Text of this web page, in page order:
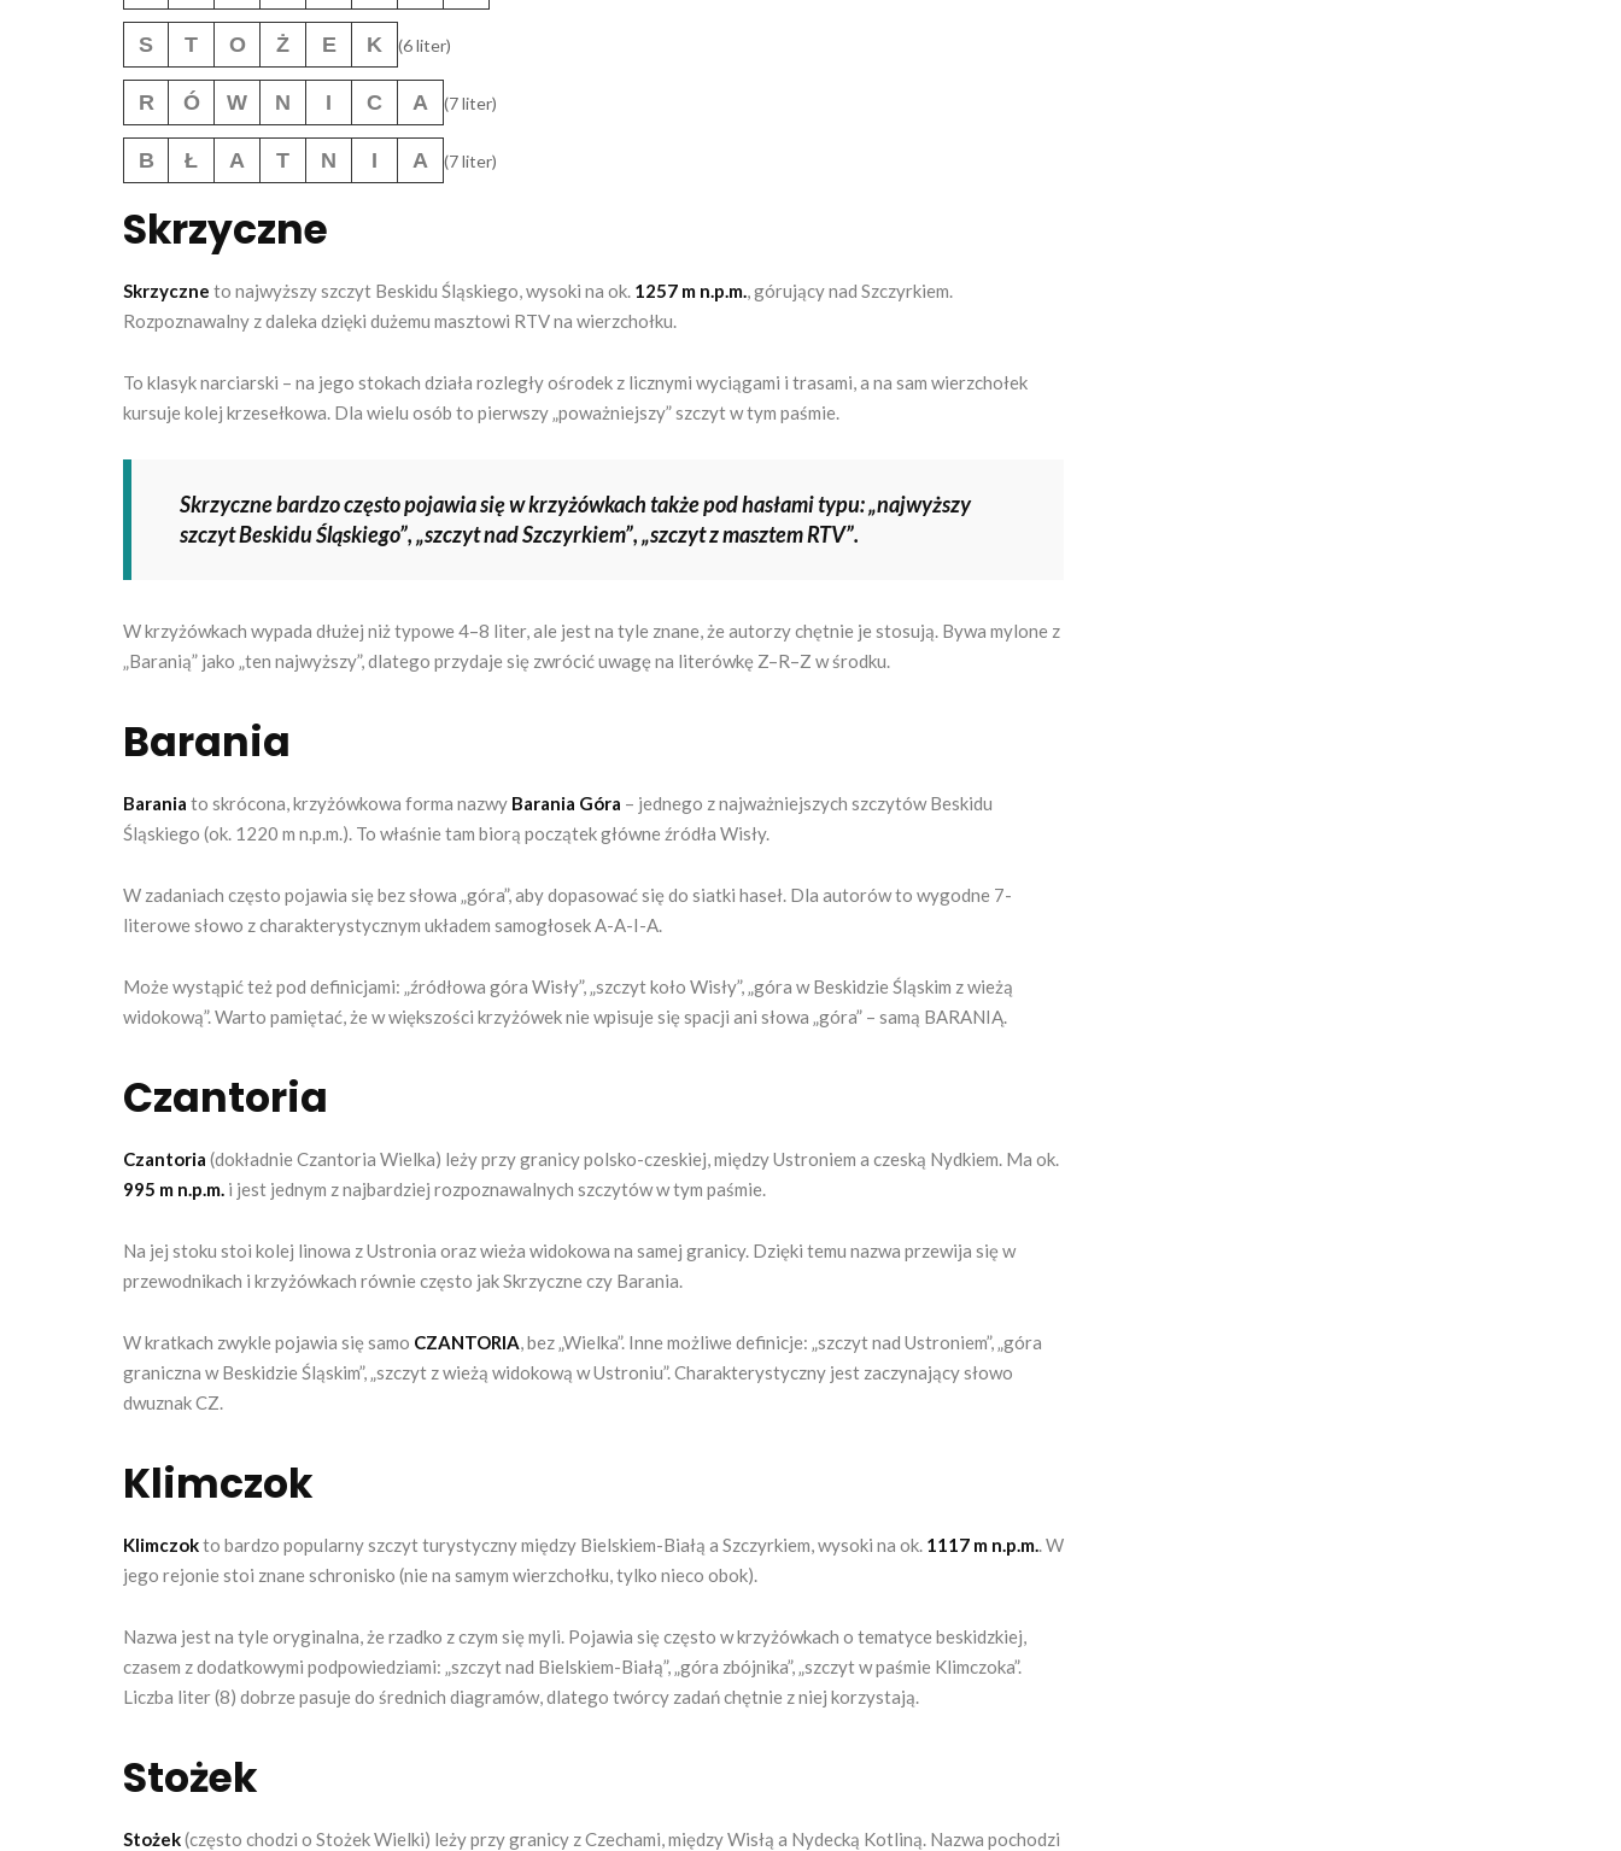
S T O Ż E K (6 liter)
R Ó W N I C A (7 liter)
B Ł A T N I A (7 liter)
Skrzyczne
Skrzyczne to najwyższy szczyt Beskidu Śląskiego, wysoki na ok. 1257 m n.p.m., górujący nad Szczyrkiem.
Rozpoznawalny z daleka dzięki dużemu masztowi RTV na wierzchołku.
To klasyk narciarski – na jego stokach działa rozległy ośrodek z licznymi wyciągami i trasami, a na sam wierzchołek
kursuje kolej krzesełkowa. Dla wielu osób to pierwszy „poważniejszy” szczyt w tym paśmie.
Skrzyczne bardzo często pojawia się w krzyżówkach także pod hasłami typu: „najwyższy
szczyt Beskidu Śląskiego”, „szczyt nad Szczyrkiem”, „szczyt z masztem RTV”.
W krzyżówkach wypada dłużej niż typowe 4–8 liter, ale jest na tyle znane, że autorzy chętnie je stosują. Bywa mylone z
„Baranią” jako „ten najwyższy”, dlatego przydaje się zwrócić uwagę na literówkę Z–R–Z w środku.
Barania
Barania to skrócona, krzyżówkowa forma nazwy Barania Góra – jednego z najważniejszych szczytów Beskidu
Śląskiego (ok. 1220 m n.p.m.). To właśnie tam biorą początek główne źródła Wisły.
W zadaniach często pojawia się bez słowa „góra”, aby dopasować się do siatki haseł. Dla autorów to wygodne 7-
literowe słowo z charakterystycznym układem samogłosek A-A-I-A.
Może wystąpić też pod definicjami: „źródłowa góra Wisły”, „szczyt koło Wisły”, „góra w Beskidzie Śląskim z wieżą
widokową”. Warto pamiętać, że w większości krzyżówek nie wpisuje się spacji ani słowa „góra” – samą BARANIĄ.
Czantoria
Czantoria (dokładnie Czantoria Wielka) leży przy granicy polsko-czeskiej, między Ustroniem a czeską Nydkiem. Ma ok.
995 m n.p.m. i jest jednym z najbardziej rozpoznawalnych szczytów w tym paśmie.
Na jej stoku stoi kolej linowa z Ustronia oraz wieża widokowa na samej granicy. Dzięki temu nazwa przewija się w
przewodnikach i krzyżówkach równie często jak Skrzyczne czy Barania.
W kratkach zwykle pojawia się samo CZANTORIA, bez „Wielka”. Inne możliwe definicje: „szczyt nad Ustroniem”, „góra
graniczna w Beskidzie Śląskim”, „szczyt z wieżą widokową w Ustroniu”. Charakterystyczny jest zaczynający słowo
dwuznak CZ.
Klimczok
Klimczokto bardzo popularny szczyt turystyczny między Bielskiem-Białą a Szczyrkiem, wysoki na ok. 1117 m n.p.m.. W
jego rejonie stoi znane schronisko (nie na samym wierzchołku, tylko nieco obok).
Nazwa jest na tyle oryginalna, że rzadko z czym się myli. Pojawia się często w krzyżówkach o tematyce beskidzkiej,
czasem z dodatkowymi podpowiedziami: „szczyt nad Bielskiem-Białą”, „góra zbójnika”, „szczyt w paśmie Klimczoka”.
Liczba liter (8) dobrze pasuje do średnich diagramów, dlatego twórcy zadań chętnie z niej korzystają.
Stożek
Stożek(często chodzi o Stożek Wielki) leży przy granicy z Czechami, między Wisłą a Nydecką Kotliną. Nazwa pochodzi